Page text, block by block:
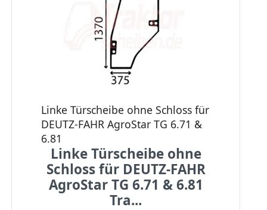
Linke Türscheibe ohne Schloss für
DEUTZ-FAHR AgroStar TG 6.71 &
6.81
Linke Türscheibe ohne
Schloss für DEUTZ-FAHR
AgroStar TG 6.71 & 6.81
Tra...